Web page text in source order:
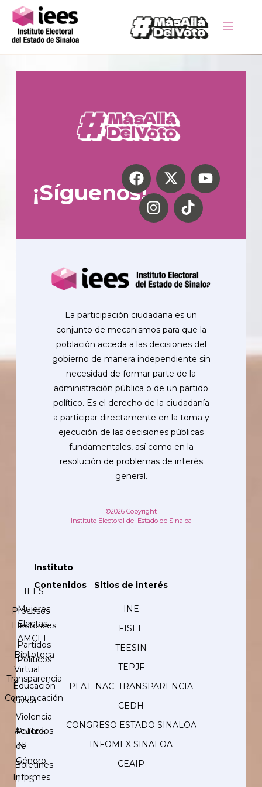
¡Síguenos!
La participación ciudadana es un
conjunto de mecanismos para que la
población acceda a las decisiones del
gobierno de manera independiente sin
necesidad de formar parte de la
administración pública o de un partido
político. Es el derecho de la ciudadanía
a participar directamente en la toma y
ejecución de las decisiones públicas
fundamentales, así como en la
resolución de problemas de interés
general.
©2026 Copyright
Instituto Electoral del Estado de Sinaloa
Instituto
IEES
Procesos
Electorales
Partidos
Políticos
Transparencia
Comunicación
Acuerdos
INE
Boletines
IEES
Contenidos
Mujeres
Electas
AMCEE
Biblioteca
Virtual
Educación
Cívica
Violencia
Política
de
Género
Informes
Sitios de interés
INE
FISEL
TEESIN
TEPJF
PLAT. NAC. TRANSPARENCIA
CEDH
CONGRESO ESTADO SINALOA
INFOMEX SINALOA
CEAIP